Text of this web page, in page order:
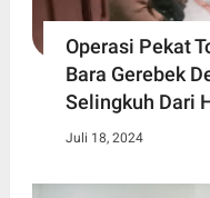
Operasi Pekat
Bara Gerebek
Selingkuh Dari
Juli 18, 2024